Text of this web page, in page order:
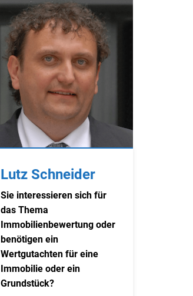
Lutz Schneider
Sie interessieren sich für
das Thema
Immobilienbewertung oder
benötigen ein
Wertgutachten für eine
Immobilie oder ein
Grundstück?